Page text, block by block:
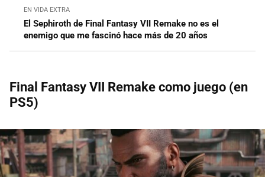
EN VIDA EXTRA
El Sephiroth de Final Fantasy VII Remake no es el
enemigo que me fascinó hace más de 20 años
Final Fantasy VII Remake como juego (en
PS5)